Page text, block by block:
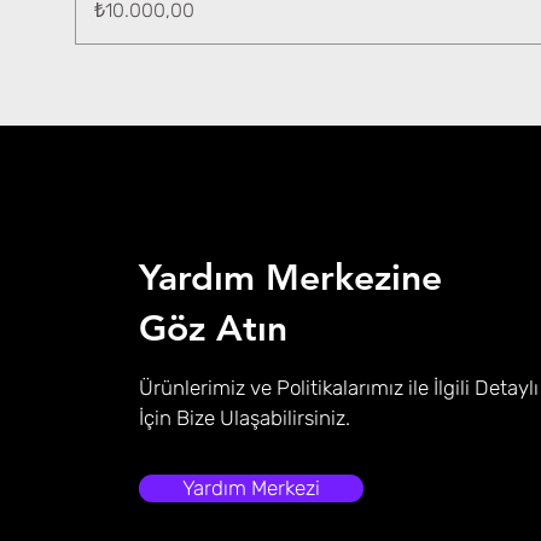
Fiyat
₺10.000,00
Yardım Merkezine
Göz Atın
Ürünlerimiz ve Politikalarımız ile İlgili
İçin Bize Ulaşabilirsiniz.
Yardım Merkezi